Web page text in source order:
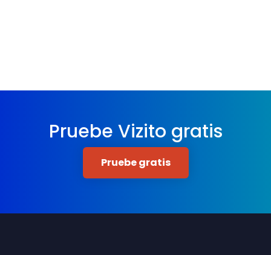
Pruebe Vizito gratis
Pruebe gratis